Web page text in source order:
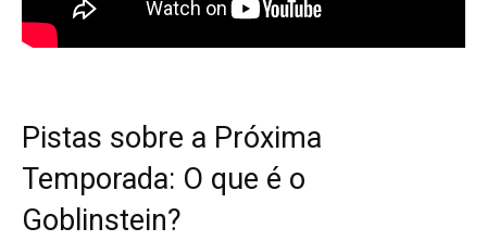
Pistas sobre a Próxima
Temporada: O que é o
Goblinstein?